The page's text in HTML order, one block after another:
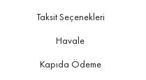
Taksit Seçenekleri
Havale
Kapıda Ödeme